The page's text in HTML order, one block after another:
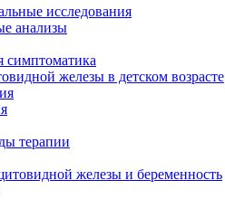
исследования
анализы
симптоматика
железы в детском возрасте
терапии
железы и беременность